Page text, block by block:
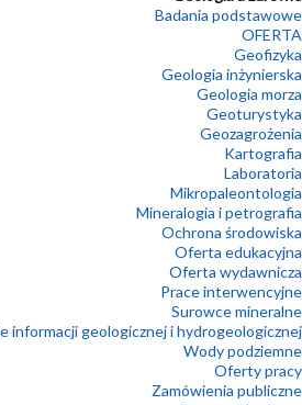
Badania podstawowe
OFERTA
Geofizyka
Geologia inżynierska
Geologia morza
Geoturystyka
Geozagrożenia
Kartografia
Laboratoria
Mikropaleontologia
Mineralogia i petrografia
Ochrona środowiska
Oferta edukacyjna
Oferta wydawnicza
Prace interwencyjne
Surowce mineralne
informacji geologicznej i hydrogeologicznej
Wody podziemne
Oferty pracy
Zamówienia publiczne